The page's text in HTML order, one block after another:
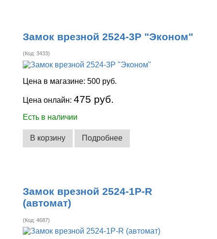
Замок врезной 2524-3Р "Эконом"
(Код:3433)
Цена в магазине:500 руб.
Цена онлайн:475 руб.
Есть в наличии
В корзину Подробнее
Замок врезной 2524-1Р-R
(автомат)
(Код:4687)